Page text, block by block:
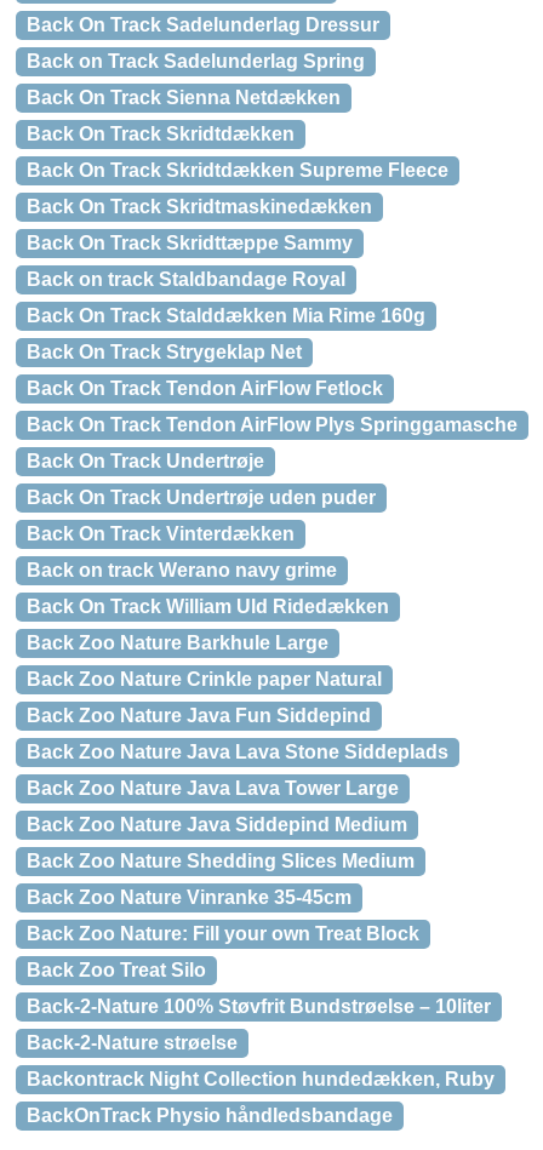
Back On Track Sadelunderlag Dressur
Back on Track Sadelunderlag Spring
Back On Track Sienna Netdækken
Back On Track Skridtdækken
Back On Track Skridtdækken Supreme Fleece
Back On Track Skridtmaskinedækken
Back On Track Skridttæppe Sammy
Back on track Staldbandage Royal
Back On Track Stalddækken Mia Rime 160g
Back On Track Strygeklap Net
Back On Track Tendon AirFlow Fetlock
Back On Track Tendon AirFlow Plys Springgamasche
Back On Track Undertrøje
Back On Track Undertrøje uden puder
Back On Track Vinterdækken
Back on track Werano navy grime
Back On Track William Uld Ridedækken
Back Zoo Nature Barkhule Large
Back Zoo Nature Crinkle paper Natural
Back Zoo Nature Java Fun Siddepind
Back Zoo Nature Java Lava Stone Siddeplads
Back Zoo Nature Java Lava Tower Large
Back Zoo Nature Java Siddepind Medium
Back Zoo Nature Shedding Slices Medium
Back Zoo Nature Vinranke 35-45cm
Back Zoo Nature: Fill your own Treat Block
Back Zoo Treat Silo
Back-2-Nature 100% Støvfrit Bundstrøelse – 10liter
Back-2-Nature strøelse
Backontrack Night Collection hundedækken, Ruby
BackOnTrack Physio håndledsbandage